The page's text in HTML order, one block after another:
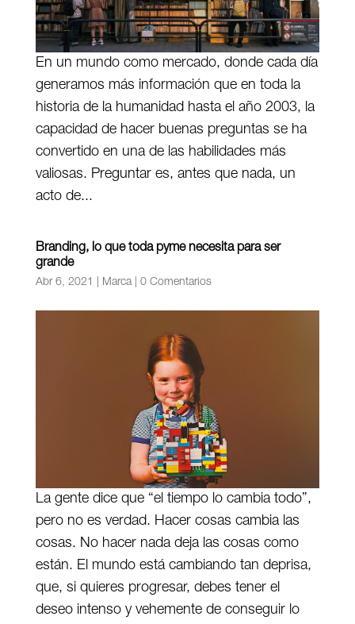
En un mundo como mercado, donde cada día
generamos más información que en toda la
historia de la humanidad hasta el año 2003, la
capacidad de hacer buenas preguntas se ha
convertido en una de las habilidades más
valiosas. Preguntar es, antes que nada, un
acto de...
Branding, lo que toda pyme necesita para ser
grande
Abr 6, 2021 Marca| 0 Comentarios
La gente dice que “el tiempo lo cambia todo”,
pero no es verdad. Hacer cosas cambia las
cosas. No hacer nada deja las cosas como
están. El mundo está cambiando tan deprisa,
que, si quieres progresar, debes tener el
deseo intenso y vehemente de conseguir lo